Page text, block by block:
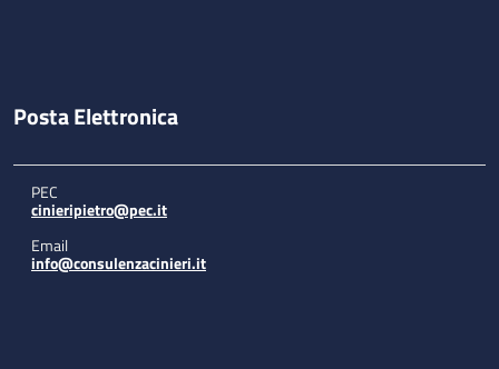
Posta Elettronica
PEC
cinieripietro@pec.it
Email
info@consulenzacinieri.it